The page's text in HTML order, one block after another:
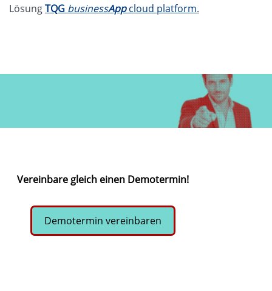
LösungTQG businessAppcloud platform.
Vereinbare gleich einen Demotermin!
Demotermin vereinbaren